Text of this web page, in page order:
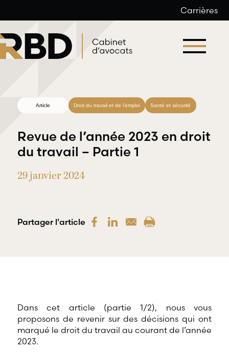
au
contenu
Carrières
Droit du
RBD Avocats
reliés au droit
du travail et
de l’emploi.
déontologique
divers domaines
d’emploi.
Article Droit du travail et de l’emploi Santé et sécurité
Revue de l’année 2023 en droit
du travail – Partie 1
29 janvier 2024
Partager l'article
Dans cet article (partie 1/2), nous vous
proposons de revenir sur des décisions qui ont
marqué le droit du travail au courant de l’année
2023.